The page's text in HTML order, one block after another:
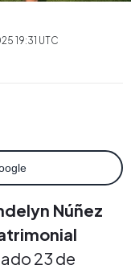
19:31 UTC
Núñez
23 de